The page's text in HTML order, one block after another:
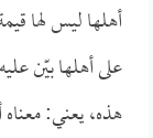
أهلها ليس لها
على أهلها بيّن
هذه، يعني: